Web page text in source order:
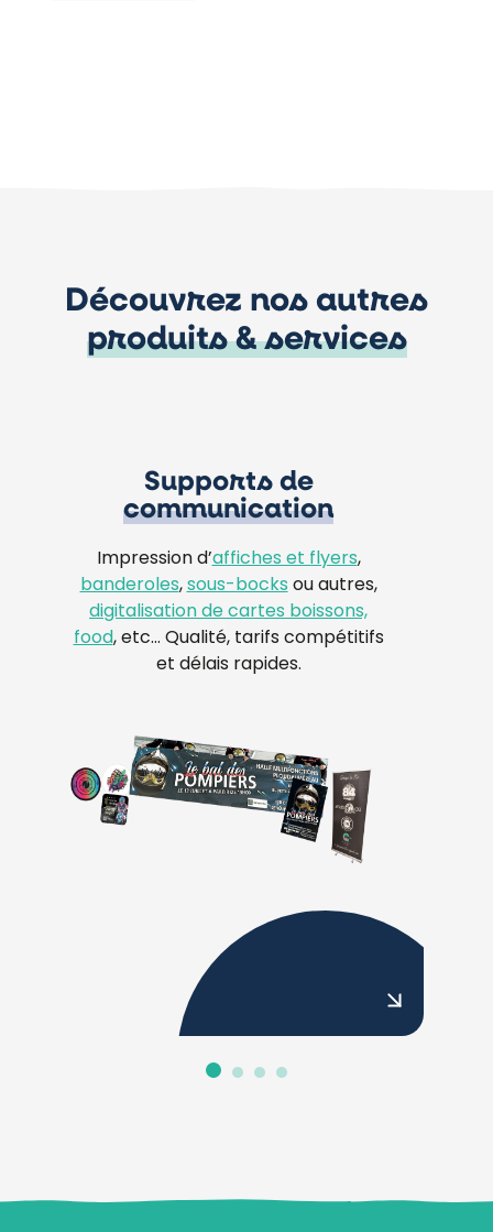
Découvrez nos autres
produits & services
Supports de
communication
Impression d’affiches et flyers,
banderoles, sous-bocks ou autres,
digitalisation de cartes boissons,
food, etc… Qualité, tarifs compétitifs
et délais rapides.